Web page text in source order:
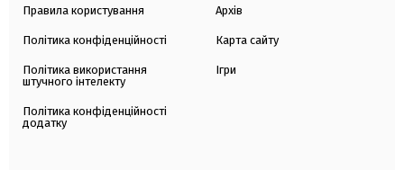
Правила користування
Політика конфіденційності
Політика використання
штучного інтелекту
Політика конфіденційності
додатку
Архів
Карта сайту
Ігри